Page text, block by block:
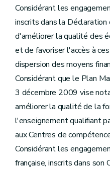
Considérant les
inscrits dans la
d'améliorer la qualité des
et de favoriser l'accès à
dispersion des moyens
Considérant que le Plan
3 décembre 2009 vise
améliorer la qualité de la
l'enseignement qualifiant
aux Centres de
Considérant les
française, inscrits dans